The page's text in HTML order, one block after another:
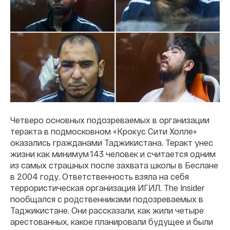
Четверо основных подозреваемых в организации
теракта в подмосковном «Крокус Сити Холле»
оказались гражданами Таджикистана. Теракт унес
жизни как минимум 143 человек и считается одним
из самых страшных после захвата школы в Беслане
в 2004 году. Ответственность взяла на себя
террористическая организация ИГИЛ. The Insider
пообщался с родственниками подозреваемых в
Таджикистане. Они рассказали, как жили четыре
арестованных, какое планировали будущее и были